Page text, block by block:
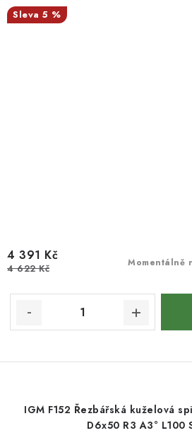
5 %
Momentálně
4 391 Kč
4 622 Kč
IGM F152 Řezbářská kuželová
D6x50 R3 A3° L100